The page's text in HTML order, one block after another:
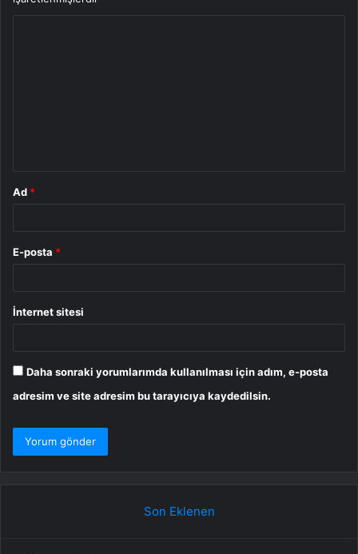
Ad *
E-posta *
İnternet sitesi
Daha sonraki yorumlarımda kullanılması için adım, e-posta
adresim ve site adresim bu tarayıcıya kaydedilsin.
Son Eklenen